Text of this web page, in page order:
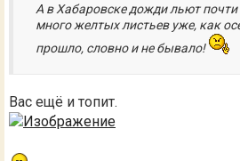
А в Хабаровске дожди льют почти
много желтых листьев уже, как
прошло, словно и не бывало!
Вас ещё и топит.